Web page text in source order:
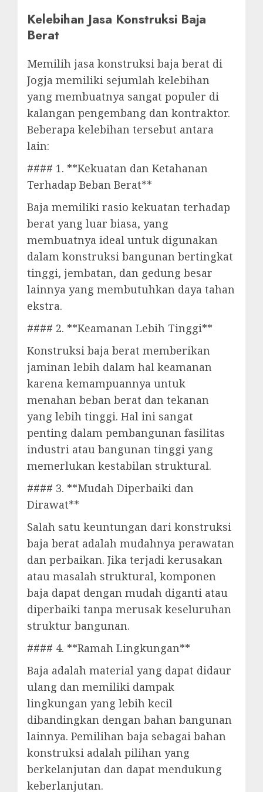
Kelebihan Jasa Konstruksi Baja
Berat
Memilih jasa konstruksi baja berat di
Jogja memiliki sejumlah kelebihan
yang membuatnya sangat populer di
kalangan pengembang dan kontraktor.
Beberapa kelebihan tersebut antara
lain:
#### 1. **Kekuatan dan Ketahanan
Terhadap Beban Berat**
Baja memiliki rasio kekuatan terhadap
berat yang luar biasa, yang
membuatnya ideal untuk digunakan
dalam konstruksi bangunan bertingkat
tinggi, jembatan, dan gedung besar
lainnya yang membutuhkan daya tahan
ekstra.
#### 2. **Keamanan Lebih Tinggi**
Konstruksi baja berat memberikan
jaminan lebih dalam hal keamanan
karena kemampuannya untuk
menahan beban berat dan tekanan
yang lebih tinggi. Hal ini sangat
penting dalam pembangunan fasilitas
industri atau bangunan tinggi yang
memerlukan kestabilan struktural.
#### 3. **Mudah Diperbaiki dan
Dirawat**
Salah satu keuntungan dari konstruksi
baja berat adalah mudahnya perawatan
dan perbaikan. Jika terjadi kerusakan
atau masalah struktural, komponen
baja dapat dengan mudah diganti atau
diperbaiki tanpa merusak keseluruhan
struktur bangunan.
#### 4. **Ramah Lingkungan**
Baja adalah material yang dapat didaur
ulang dan memiliki dampak
lingkungan yang lebih kecil
dibandingkan dengan bahan bangunan
lainnya. Pemilihan baja sebagai bahan
konstruksi adalah pilihan yang
berkelanjutan dan dapat mendukung
keberlanjutan.